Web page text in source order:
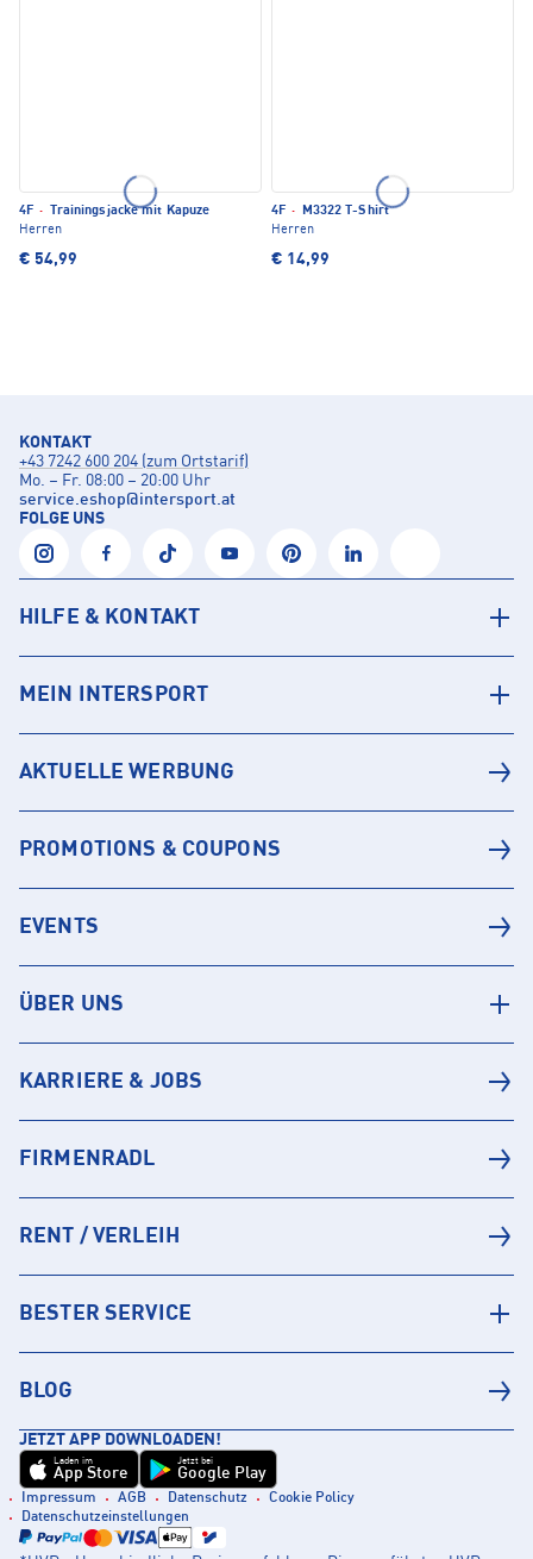
4F ·
Trainingsjacke mit Kapuze
Herren
€ 54,99
4F ·
M3322 T-Shirt
Herren
€ 14,99
KONTAKT
+43 7242 600 204 (zum Ortstarif)
Mo. – Fr. 08:00 – 20:00 Uhr
service.eshop@intersport.at
FOLGE UNS
HILFE & KONTAKT
MEIN INTERSPORT
AKTUELLE WERBUNG
PROMOTIONS & COUPONS
EVENTS
ÜBER UNS
KARRIERE & JOBS
FIRMENRADL
RENT / VERLEIH
BESTER SERVICE
BLOG
JETZT APP DOWNLOADEN!
Laden im
App Store
Jetzt bei
Google Play
Impressum AGB Datenschutz
Cookie Policy
Datenschutzeinstellungen